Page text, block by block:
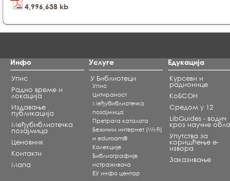
4,996,638 kb
Инфо
Упис
Радно време и
локација
Издавање
публикација
Међубиблиотечка
позајмица
Ценовник
Контакти
Мапа
Услуге
У Библиотеци
Упис
Цитираност
Међубиблиотечка
позајмица
Претрага каталога
Бежични интернет (Wi-Fi)
и eduroam®
Koлекције
Библиографије
истраживача
ЕУ инфо центар
Едукација
Курсеви и
радионице
КоБСОН
Средом у 12
LibGuides - водич
кроз научне
Упутства за
коришћење е-
извора
Заказивање